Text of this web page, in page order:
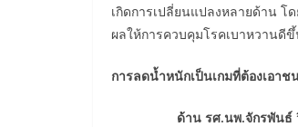
เกิดการเปลี่ยนแปลงหลายด้าน โ
ผลให้การควบคุมโรคเบาหวานดี
การลดน้ำหนักเป็นเกมที่ต้องเอาช
ด้าน รศ.นพ.จักรพันธ์ วิทยา